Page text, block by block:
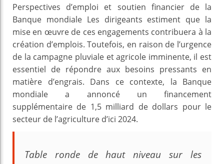
Perspectives d’emploi et soutien financier de la
Banque mondiale Les dirigeants estiment que la
mise en œuvre de ces engagements contribuera à la
création d’emplois. Toutefois, en raison de l’urgence
de la campagne pluviale et agricole imminente, il est
essentiel de répondre aux besoins pressants en
matière d’engrais. Dans ce contexte, la Banque
mondiale a annoncé un financement
supplémentaire de 1,5 milliard de dollars pour le
secteur de l’agriculture d’ici 2024.
Table ronde de haut niveau sur les